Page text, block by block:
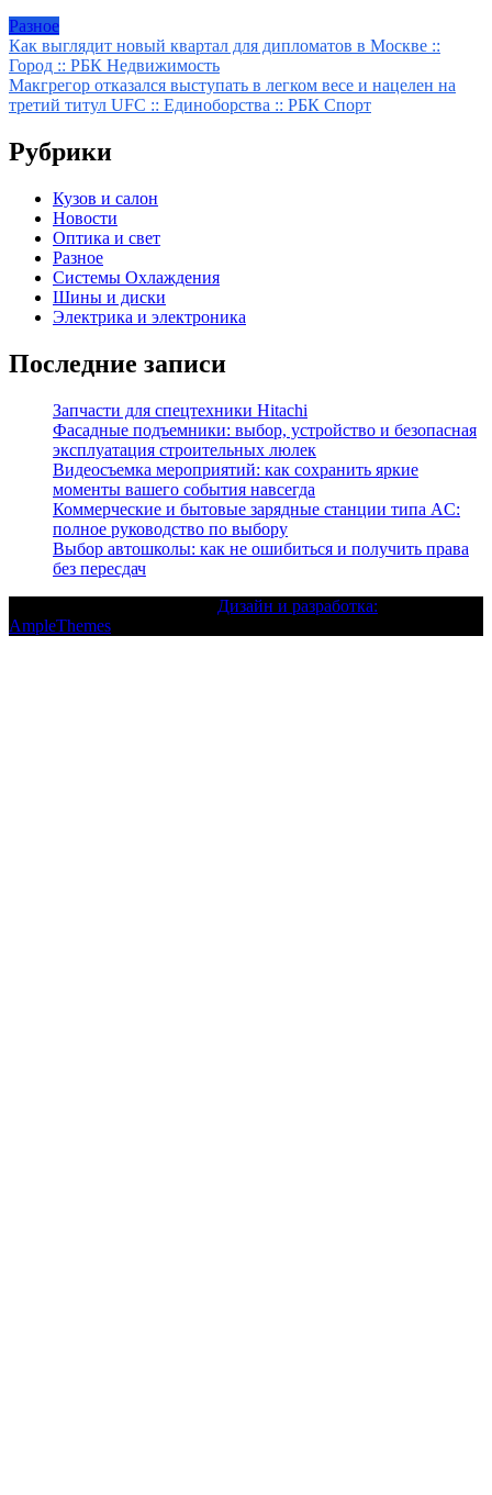
Разное
Навигация
по
записям
Как выглядит новый квартал для дипломатов в Москве ::
Город :: РБК Недвижимость
Макгрегор отказался выступать в легком весе и нацелен на
третий титул UFC :: Единоборства :: РБК Спорт
Рубрики
Кузов и салон
Новости
Оптика и свет
Разное
Системы Охлаждения
Шины и диски
Электрика и электроника
Последние записи
Запчасти для спецтехники Hitachi
Фасадные подъемники: выбор, устройство и безопасная
эксплуатация строительных люлек
Видеосъемка мероприятий: как сохранить яркие
моменты вашего события навсегда
Коммерческие и бытовые зарядные станции типа AC:
полное руководство по выбору
Выбор автошколы: как не ошибиться и получить права
без пересдач
Дизайн и разработка:
AmpleThemes